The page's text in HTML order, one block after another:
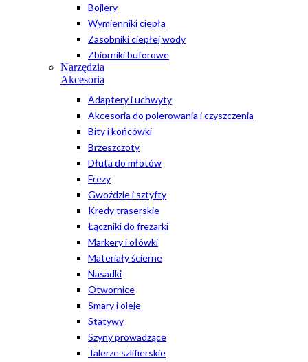
Bojlery
Wymienniki ciepła
Zasobniki ciepłej wody
Zbiorniki buforowe
Narzędzia
Akcesoria
Adaptery i uchwyty
Akcesoria do polerowania i czyszczenia
Bity i końcówki
Brzeszczoty
Dłuta do młotów
Frezy
Gwoździe i sztyfty
Kredy traserskie
Łączniki do frezarki
Markery i ołówki
Materiały ścierne
Nasadki
Otwornice
Smary i oleje
Statywy
Szyny prowadzące
Talerze szlifierskie